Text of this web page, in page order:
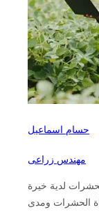
حسام اسماعيل
مهندس زراعى
لدية خيرة
الحشرات ومدى